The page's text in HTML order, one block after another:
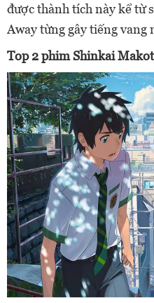
được thành tích này kể từ
Away từng gây tiếng vang
Top 2 phim Shinkai